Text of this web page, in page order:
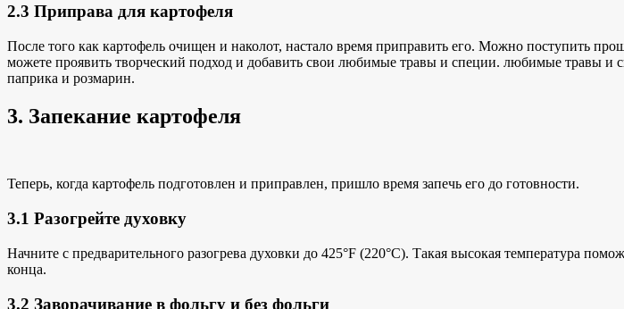
2.3 Приправа для картофеля
После того как картофель очищен и наколот, настало время приправить его. Можно поступить
можете проявить творческий подход и добавить свои любимые травы и специи. любимые травы и
паприка и розмарин.
3. Запекание картофеля
Теперь, когда картофель подготовлен и приправлен, пришло время запечь его до готовности.
3.1 Разогрейте духовку
Начните с предварительного разогрева духовки до 425°F (220°C). Такая высокая температура
конца.
3.2 Заворачивание в фольгу и без фольги